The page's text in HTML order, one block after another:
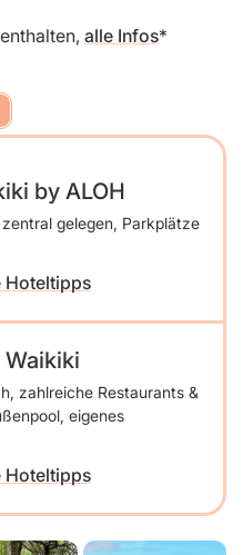
alle Infos
by ALOH
gelegen, Parkplätze
Hoteltipps
zahlreiche Restaurants &
eigenes
Hoteltipps